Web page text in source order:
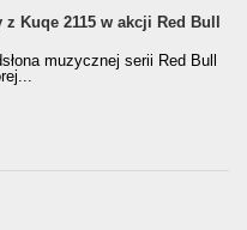
Kuqe 2115 w akcji Red Bull
muzycznej serii Red Bull